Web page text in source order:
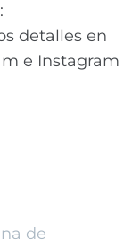
detalles en
e Instagram
de